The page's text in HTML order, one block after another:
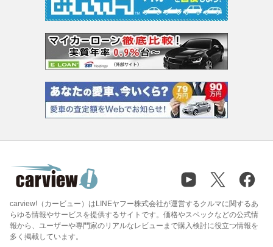
carview!（カービュー）はLINEヤフー株式会社が運営するクルマに関するあ
らゆる情報やサービスを提供するサイトです。価格やスペックなどの公式情
報から、ユーザーや専門家のリアルなレビューまで購入検討に役立つ情報を
多く掲載しています。